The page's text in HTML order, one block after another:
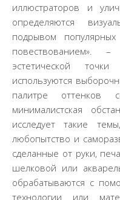
иллюстраторов и
определяются
подрывом
эстетической
используются
палитре оттенков
минималистская
исследует такие
любопытство и
сделанные от руки,
шелковой или
обрабатываются с
технологии или